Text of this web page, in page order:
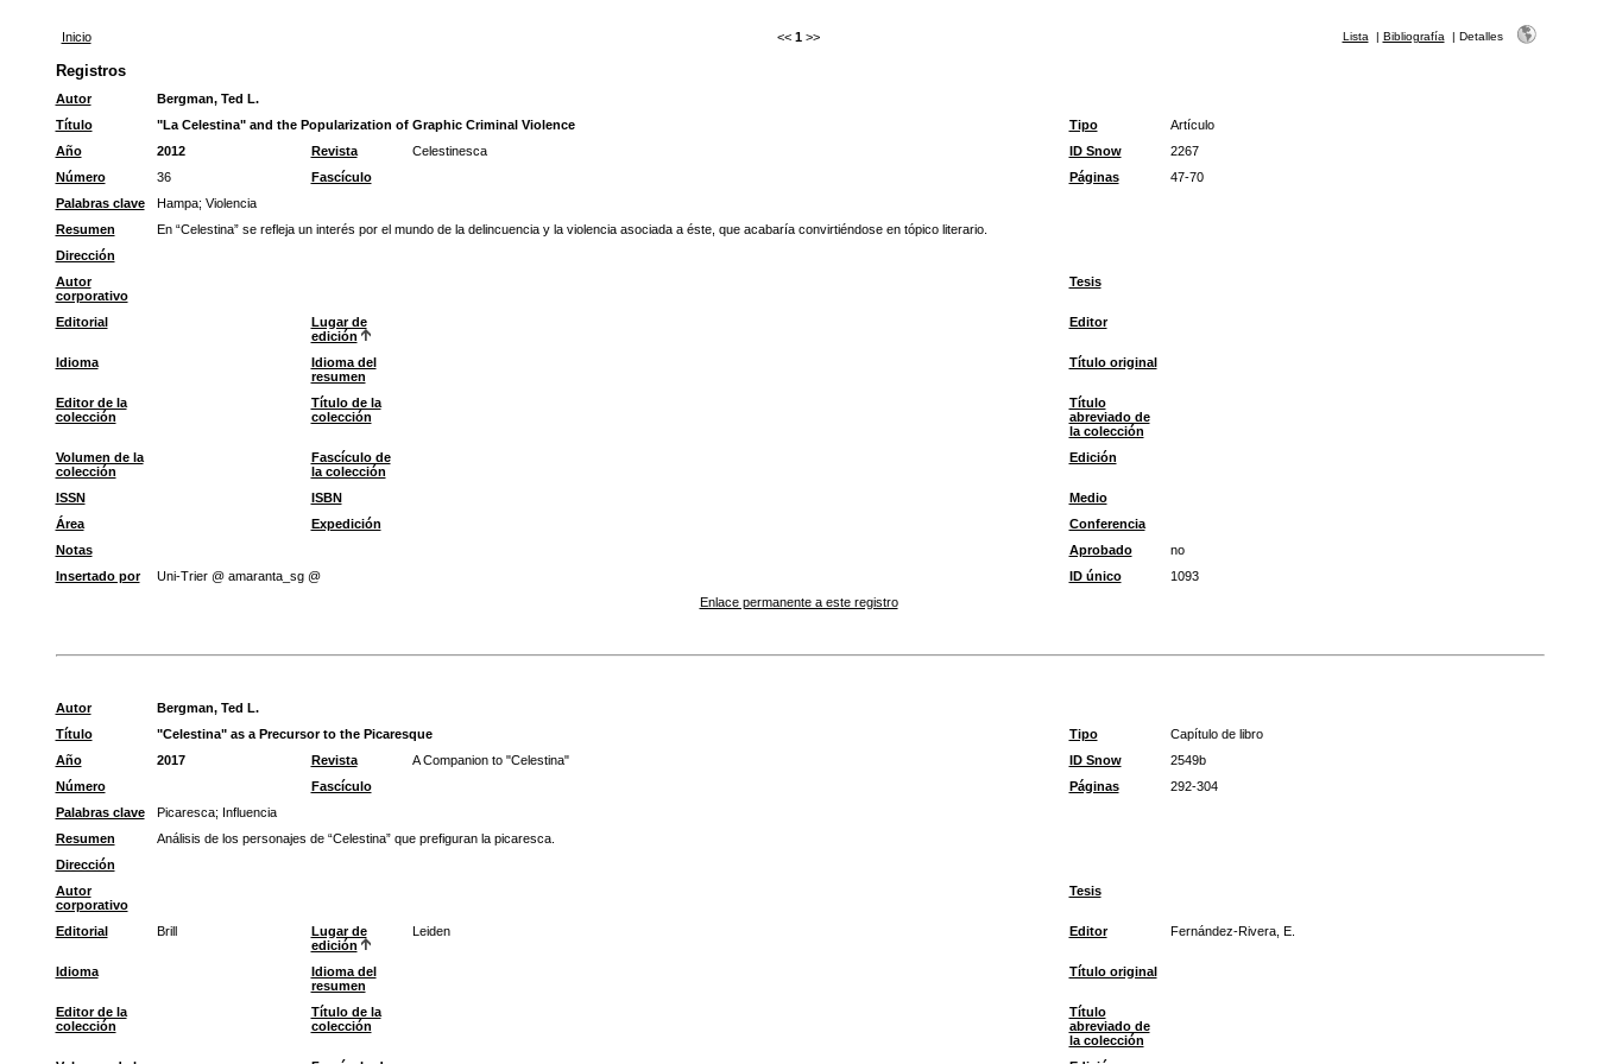
Inicio << 1 >> Lista | Bibliografía | Detalles
Registros
Autor
Bergman, Ted L.
Título
"La Celestina" and the Popularization of Graphic Criminal Violence Tipo
Artículo
Año
2012 Revista Celestinesca ID Snow
2267
Número
36 Fascículo Páginas
47-70
Palabras clave
Hampa; Violencia
Resumen
En “Celestina” se refleja un interés por el mundo de la delincuencia y la violencia asociada a éste, que acabaría convirtiéndose en tópico literario.
Dirección
Autor
corporativo
Tesis
Editorial
Lugar de
edición
Editor
Idioma
Idioma del
resumen
Título original
Editor de la
colección
Título de la
colección
Título
abreviado de
la colección
Volumen de la
colección
Fascículo de
la colección
Edición
ISSN ISBN
Medio
Área
Expedición
Conferencia
Notas
Aprobado
no
Insertado por
Uni-Trier @ amaranta_sg @ ID único
1093
Enlace permanente a este registro
Autor
Bergman, Ted L.
Título
"Celestina" as a Precursor to the Picaresque Tipo
Capítulo de libro
Año
2017 Revista A Companion to "Celestina" ID Snow
2549b
Número
Fascículo Páginas
292-304
Palabras clave
Picaresca; Influencia
Resumen
Análisis de los personajes de “Celestina” que prefiguran la picaresca.
Dirección
Autor
corporativo
Tesis
Editorial Brill
Lugar de
edición
Leiden Editor Fernández-Rivera, E.
Idioma
Idioma del
resumen
Título original
Editor de la
colección
Título de la
colección
Título
abreviado de
la colección